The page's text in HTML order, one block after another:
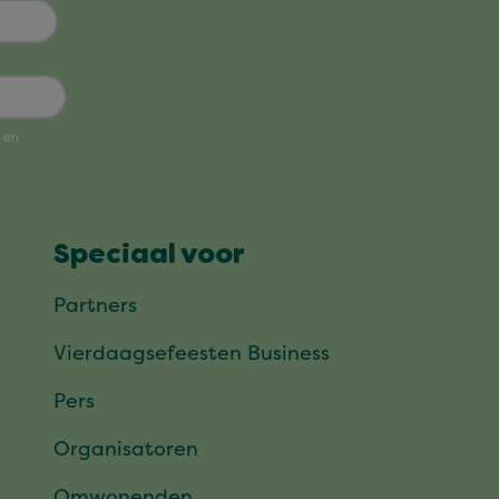
Speciaal voor
Partners
Vierdaagsefeesten Business
Pers
Organisatoren